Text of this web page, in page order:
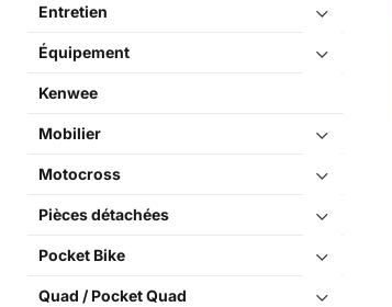
Entretien
Équipement
Kenwee
Mobilier
Motocross
Pièces détachées
Pocket Bike
Quad / Pocket Quad